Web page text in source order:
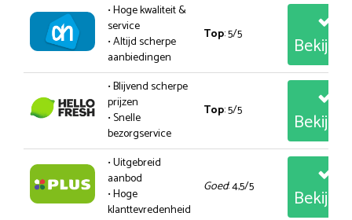
• Hoge kwaliteit &
service
• Altijd scherpe
aanbiedingen
Top: 5/5
• Blijvend scherpe
prijzen
• Snelle
bezorgservice
Top: 5/5
• Uitgebreid
aanbod
• Hoge
klanttevredenheid
Goed: 4,5/5